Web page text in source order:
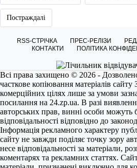
Постраждалі
RSS-СТРІЧКА ПРЕС-РЕЛІЗИ
КОНТАКТИ
ПОЛІТИКА
Всі права захищено © 2026 -
часткове копіювання матеріалів
комерційних цілях лише за умови
посилання на 24.zp.ua. В разі
авторських прав, винні особи можуть
відповідальності відповідно до
Інформація рекламного характеру
сайту не завжди поділяє точку зору
несе відповідальності за матеріали,
коментарях та рекламних статтях.